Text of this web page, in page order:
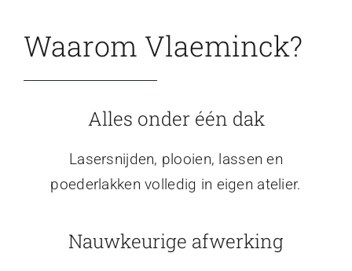
Waarom Vlaeminck?
Alles onder één dak
Lasersnijden, plooien, lassen en
poederlakken volledig in eigen atelier.
Nauwkeurige afwerking